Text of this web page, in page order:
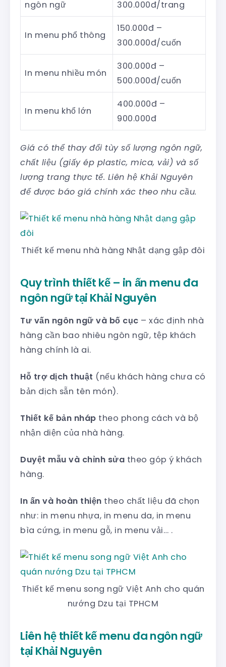
ngôn ngữ 300.000đ/trang
In menu phổ thông
150.000đ –
300.000đ/cuốn
In menu nhiều món
300.000đ –
500.000đ/cuốn
In menu khổ lớn
400.000đ –
900.000đ
Giá có thể thay đổi tùy số lượng ngôn ngữ,
chất liệu (giấy ép plastic, mica, vải) và số
lượng trang thực tế. Liên hệ Khải Nguyên
để được báo giá chính xác theo nhu cầu.
Thiết kế menu nhà hàng Nhật dạng gập đôi
Quy trình thiết kế – in ấn menu đa
ngôn ngữ tại Khải Nguyên
Tư vấn ngôn ngữ và bố cục – xác định nhà
hàng cần bao nhiêu ngôn ngữ, tệp khách
hàng chính là ai.
Hỗ trợ dịch thuật (nếu khách hàng chưa có
bản dịch sẵn tên món).
Thiết kế bản nháp theo phong cách và bộ
nhận diện của nhà hàng.
Duyệt mẫu và chỉnh sửa theo góp ý khách
hàng.
In ấn và hoàn thiện theo chất liệu đã chọn
như: in menu nhựa, in menu da, in menu
bìa cứng, in menu gỗ, in menu vải… .
Thiết kế menu song ngữ Việt Anh cho quán
nướng Dzu tại TPHCM
Liên hệ thiết kế menu đa ngôn ngữ
tại Khải Nguyên